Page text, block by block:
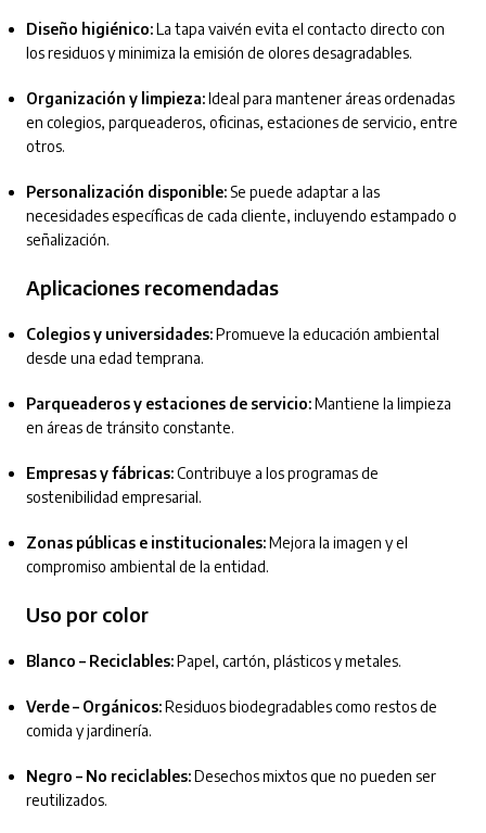
Diseño higiénico:La tapa vaivén evita el contacto directo con
los residuos y minimiza la emisión de olores desagradables.
Organización y limpieza:Ideal para mantener áreas ordenadas
en colegios, parqueaderos, oficinas, estaciones de servicio, entre
otros.
Personalización disponible:Se puede adaptar a las
necesidades específicas de cada cliente, incluyendo estampado o
señalización.
Aplicaciones recomendadas
Colegios y universidades:Promueve la educación ambiental
desde una edad temprana.
Parqueaderos y estaciones de servicio:Mantiene la limpieza
en áreas de tránsito constante.
Empresas y fábricas:Contribuye a los programas de
sostenibilidad empresarial.
Zonas públicas e institucionales:Mejora la imagen y el
compromiso ambiental de la entidad.
Uso por color
Blanco – Reciclables:Papel, cartón, plásticos y metales.
Verde – Orgánicos:Residuos biodegradables como restos de
comida y jardinería.
Negro – No reciclables:Desechos mixtos que no pueden ser
reutilizados.